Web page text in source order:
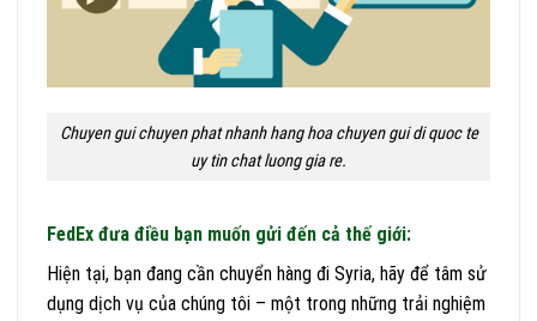
Chuyen gui chuyen phat nhanh hang hoa chuyen gui di quoc te
uy tin chat luong gia re.
FedEx đưa điều bạn muốn gửi đến cả thế giới:
Hiện tại, bạn đang cần chuyển hàng đi Syria, hãy để tâm sử
dụng dịch vụ của chúng tôi – một trong những trải nghiệm